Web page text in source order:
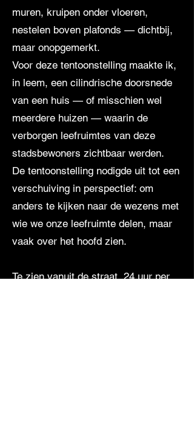
muren, kruipen onder vloeren,
nestelen boven plafonds — dichtbij,
maar onopgemerkt.
Voor deze tentoonstelling maakte ik,
in leem, een cilindrische doorsnede
van een huis — of misschien wel
meerdere huizen — waarin de
verborgen leefruimtes van deze
stadsbewoners zichtbaar werden.
De tentoonstelling nodigde uit tot een
verschuiving in perspectief: om
anders te kijken naar de wezens met
wie we onze leefruimte delen, maar
vaak over het hoofd zien.
Te zien vanuit de straat, 24 uur per